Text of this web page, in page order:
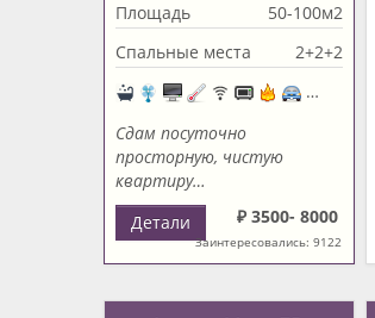
Площадь
50-100м2
Спальные места
2+2+2
Сдам посуточно
просторную, чистую
квартиру…
₽ 3500- 8000
Заинтересовались: 9122
Детали